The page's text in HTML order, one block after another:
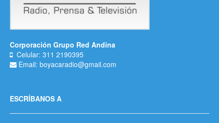
Corporación Grupo Red Andina
Celular: 311 2190395
Email: boyacaradio@gmail.com
ESCRÍBANOS A